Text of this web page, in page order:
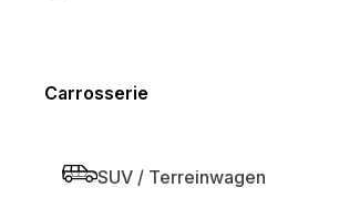
Carrosserie
SUV / Terreinwagen